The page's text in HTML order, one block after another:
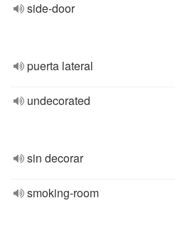
side-door
puerta lateral
undecorated
sin decorar
smoking-room